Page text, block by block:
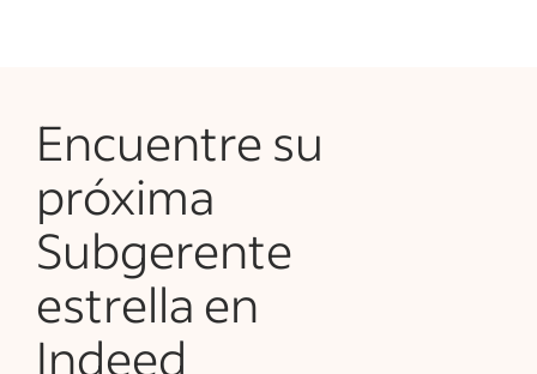
Encuentre su
próxima
Subgerente
estrella en
Indeed